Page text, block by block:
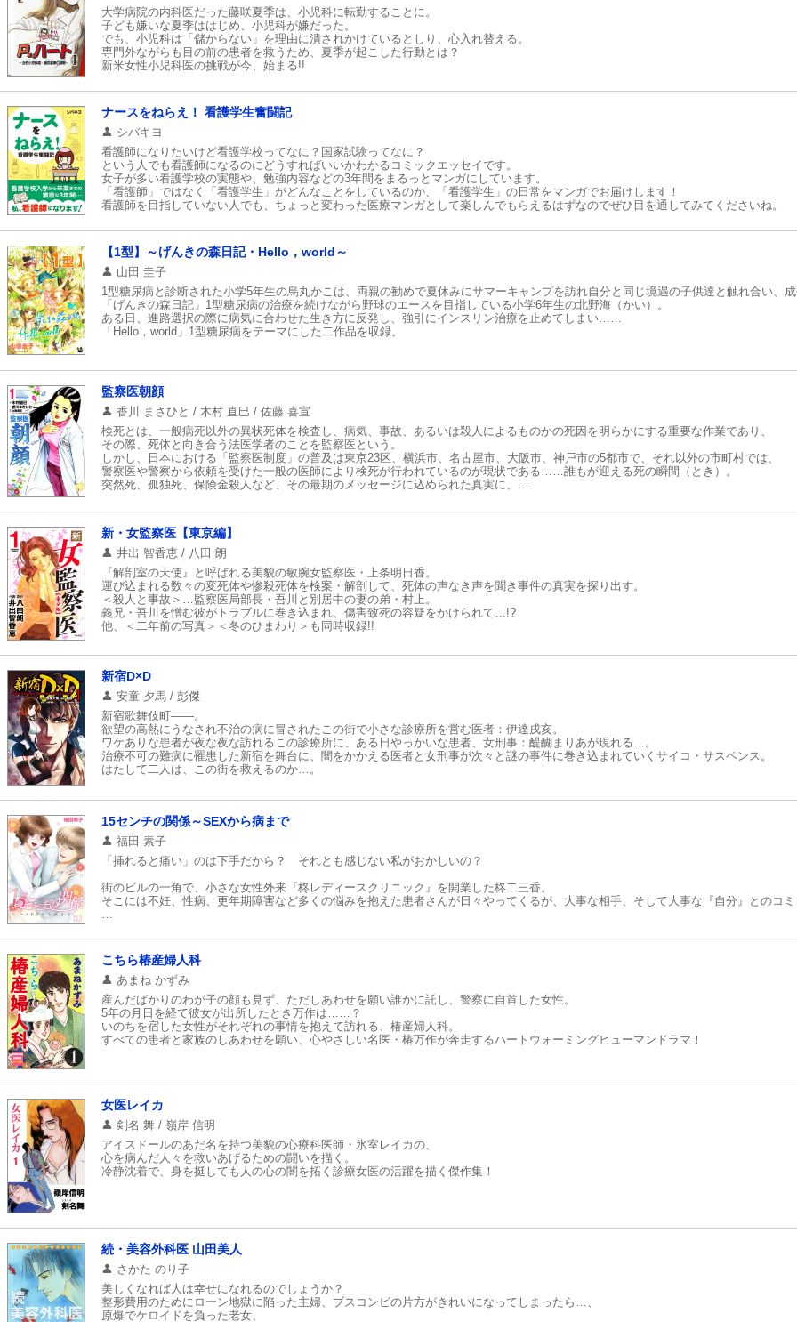
大学病院の内科医だった藤咲夏季は、小児科に転勤することに。
子ども嫌いな夏季ははじめ、小児科が嫌だった。
でも、小児科は「儲からない」を理由に潰されかけているとしり、心入れ替える。
専門外ながらも目の前の患者を救うため、夏季が起こした行動とは？
新米女性小児科医の挑戦が今、始まる!!
ナースをねらえ！ 看護学生奮闘記
シバキヨ
看護師になりたいけど看護学校ってなに？国家試験ってなに？
という人でも看護師になるのにどうすればいいかわかるコミックエッセイです。
女子が多い看護学校の実態や、勉強内容などの3年間をまるっとマンガにしています。
「看護師」ではなく「看護学生」がどんなことをしているのか、「看護学生」の日常をマンガでお届けします！
看護師を目指していない人でも、ちょっと変わった医療マンガとして楽しんでもらえるはずなのでぜひ目を通してみてくださいね。
【1型】～げんきの森日記・Hello，world～
山田 圭子
1型糖尿病と診断された小学5年生の烏丸かこは、両親の勧めで夏休みにサマーキャンプを訪れ自分と同じ境遇の子供達と触れ合い、
「げんきの森日記」1型糖尿病の治療を続けながら野球のエースを目指している小学6年生の北野海（かい）。
ある日、進路選択の際に病気に合わせた生き方に反発し、強引にインスリン治療を止めてしまい……
「Hello，world」1型糖尿病をテーマにした二作品を収録。
監察医朝顔
香川 まさひと / 木村 直巳 / 佐藤 喜宣
検死とは、一般病死以外の異状死体を検査し、病気、事故、あるいは殺人によるものかの死因を明らかにする重要な作業であり、
その際、死体と向き合う法医学者のことを監察医という。
しかし、日本における「監察医制度」の普及は東京23区、横浜市、名古屋市、大阪市、神戸市の5都市で、それ以外の市町村では、
警察医や警察から依頼を受けた一般の医師により検死が行われているのが現状である……誰もが迎える死の瞬間（とき）。
突然死、孤独死、保険金殺人など、その最期のメッセージに込められた真実に、
新・女監察医【東京編】
井出 智香恵 / 八田 朗
『解剖室の天使』と呼ばれる美貌の敏腕女監察医・上条明日香。
運び込まれる数々の変死体や惨殺死体を検案・解剖して、死体の声なき声を聞き事件の真実を探り出す。
＜殺人と事故＞…監察医局部長・吾川と別居中の妻の弟・村上。
義兄・吾川を憎む彼がトラブルに巻き込まれ、傷害致死の容疑をかけられて…!?
他、＜二年前の写真＞＜冬のひまわり＞も同時収録!!
新宿D×D
安童 夕馬 / 彭傑
新宿歌舞伎町――。
欲望の高熱にうなされ不治の病に冒されたこの街で小さな診療所を営む医者：伊達戌亥。
ワケありな患者が夜な夜な訪れるこの診療所に、ある日やっかいな患者、女刑事：醍醐まりあが現れる…。
治療不可の難病に罹患した新宿を舞台に、闇をかかえる医者と女刑事が次々と謎の事件に巻き込まれていくサイコ・サスペンス。
はたして二人は、この街を救えるのか…。
15センチの関係～SEXから病まで
福田 素子
「挿れると痛い」のは下手だから？ それとも感じない私がおかしいの？
街のビルの一角で、小さな女性外来『柊レディースクリニック』を開業した柊二三香。
そこには不妊、性病、更年期障害など多くの悩みを抱えた患者さんが日々やってくるが、大事な相手、そして大事な『自分』とのコ
一番近くて大切な相手とのことだからこそ、誰にも話せなくて苦しむSEXや性にまつわる問題に向き合ってみませんか？
こちら椿産婦人科
あまね かずみ
産んだばかりのわが子の顔も見ず、ただしあわせを願い誰かに託し、警察に自首した女性。
5年の月日を経て彼女が出所したとき万作は……？
いのちを宿した女性がそれぞれの事情を抱えて訪れる、椿産婦人科。
すべての患者と家族のしあわせを願い、心やさしい名医・椿万作が奔走するハートウォーミングヒューマンドラマ！
女医レイカ
剣名 舞 / 嶺岸 信明
アイスドールのあだ名を持つ美貌の心療科医師・氷室レイカの、
心を病んだ人々を救いあげるための闘いを描く。
冷静沈着で、身を挺しても人の心の闇を拓く診療女医の活躍を描く傑作集！
続・美容外科医 山田美人
さかた のり子
美しくなれば人は幸せになれるのでしょうか？
整形費用のためにローン地獄に陥った主婦、ブスコンビの片方がきれいになってしまったら…、
原爆でケロイドを負った老女、